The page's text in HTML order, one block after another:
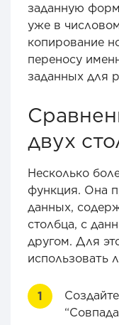
заданную
уже в
копирование
переносу
заданных для
двух
Несколько
функция. Она
данных,
столбца, с
другом. Для
использовать